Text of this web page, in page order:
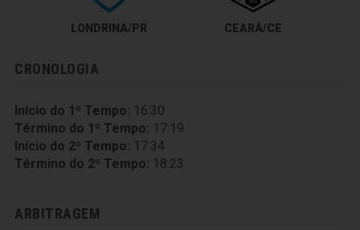
LONDRINA/PR CEARÁ/CE
CRONOLOGIA
Início do 1º Tempo: 16:30
Término do 1º Tempo: 17:19
Início do 2º Tempo: 17:34
Término do 2º Tempo: 18:23
ARBITRAGEM